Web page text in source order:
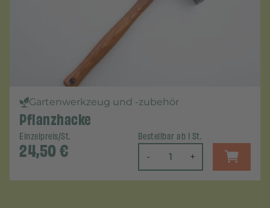
Gartenwerkzeug und -zubehör
Pflanzhacke
Einzelpreis/St.
24,50€
Bestellbar ab 1 St.
- +